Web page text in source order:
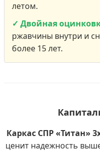
летом.
✓ Двойная
ржавчины внутри и
более 15 лет.
Каркас СПР «Титан»
ценит надежность